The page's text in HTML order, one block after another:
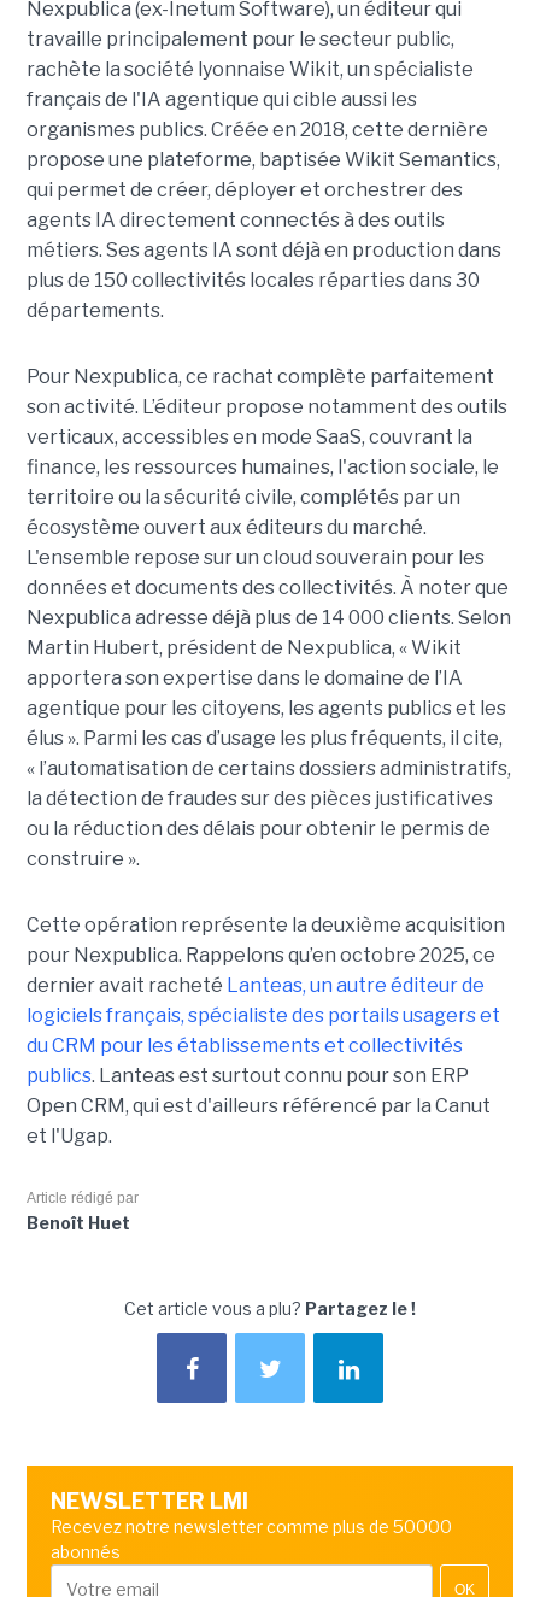
Nexpublica (ex-Inetum Software), un éditeur qui
travaille principalement pour le secteur public,
rachète la société lyonnaise Wikit, un spécialiste
français de l'IA agentique qui cible aussi les
organismes publics. Créée en 2018, cette dernière
propose une plateforme, baptisée Wikit Semantics,
qui permet de créer, déployer et orchestrer des
agents IA directement connectés à des outils
métiers. Ses agents IA sont déjà en production dans
plus de 150 collectivités locales réparties dans 30
départements.
Pour Nexpublica, ce rachat complète parfaitement
son activité. L’éditeur propose notamment des outils
verticaux, accessibles en mode SaaS, couvrant la
finance, les ressources humaines, l'action sociale, le
territoire ou la sécurité civile, complétés par un
écosystème ouvert aux éditeurs du marché.
L'ensemble repose sur un cloud souverain pour les
données et documents des collectivités. À noter que
Nexpublica adresse déjà plus de 14 000 clients. Selon
Martin Hubert, président de Nexpublica, « Wikit
apportera son expertise dans le domaine de l’IA
agentique pour les citoyens, les agents publics et les
élus ». Parmi les cas d’usage les plus fréquents, il cite,
« l’automatisation de certains dossiers administratifs,
la détection de fraudes sur des pièces justificatives
ou la réduction des délais pour obtenir le permis de
construire ».
Cette opération représente la deuxième acquisition
pour Nexpublica. Rappelons qu’en octobre 2025, ce
dernier avait racheté Lanteas, un autre éditeur de
logiciels français, spécialiste des portails usagers et
du CRM pour les établissements et collectivités
publics. Lanteas est surtout connu pour son ERP
Open CRM, qui est d'ailleurs référencé par la Canut
et l'Ugap.
Article rédigé par
Benoît Huet
Cet article vous a plu? Partagez le !
NEWSLETTER LMI
Recevez notre newsletter comme plus de 50000
abonnés
OK